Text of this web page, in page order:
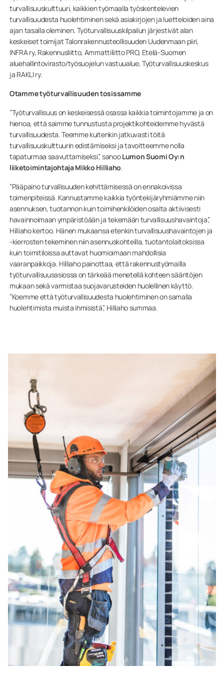
turvallisuuskulttuuri, kaikkien työmaalla työskentelevien
turvallisuudesta huolehtiminen sekä asiakirjojen ja luetteloiden aina
ajan tasalla oleminen. Työturvallisuuskilpailun järjestivät alan
keskeiset toimijat Talonrakennusteollisuuden Uudenmaan piiri,
INFRA ry, Rakennusliitto, Ammattiliitto PRO, Etelä-Suomen
aluehallintovirasto/työsuojelun vastuualue, Työturvallisuuskeskus
ja RAKLI ry.
Otamme työturvallisuuden tosissamme
”Työturvallisuus on keskeisessä osassa kaikkia toimintojamme ja on
hienoa, että saimme tunnustusta projektikohteidemme hyvästä
turvallisuudesta. Teemme kuitenkin jatkuvasti töitä
turvallisuuskulttuurin edistämiseksi ja tavoitteemme nolla
tapaturmaa saavuttamiseksi”, sanooLumon Suomi Oy:n
liiketoimintajohtaja Mikko Hilliaho.
”Pääpaino turvallisuuden kehittämisessä on ennakoivissa
toimenpiteissä. Kannustamme kaikkia työntekijäryhmiämme niin
asennuksen, tuotannon kuin toimihenkilöiden osalta aktiivisesti
havainnoimaan ympäristöään ja tekemään turvallisuushavaintoja”,
Hilliaho kertoo. Hänen mukaansa etenkin turvallisuushavaintojen ja
-kierrosten tekeminen niin asennuskohteilla, tuotantolaitoksissa
kuin toimitiloissa auttavat huomioimaan mahdollisia
vaaranpaikkoja. Hilliaho painottaa, että rakennustyömailla
työturvallisuusasiossa on tärkeää menetellä kohteen sääntöjen
mukaan sekä varmistaa suojavarusteiden huolellinen käyttö.
”Koemme että työturvallisuudesta huolehtiminen on samalla
huolehtimista muista ihmisistä”, Hilliaho summaa.